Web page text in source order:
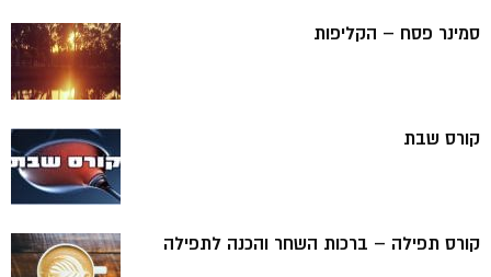
סמינר פסח – הקליפות
קורס שבת
קורס תפילה – ברכות השחר והכנה לתפילה